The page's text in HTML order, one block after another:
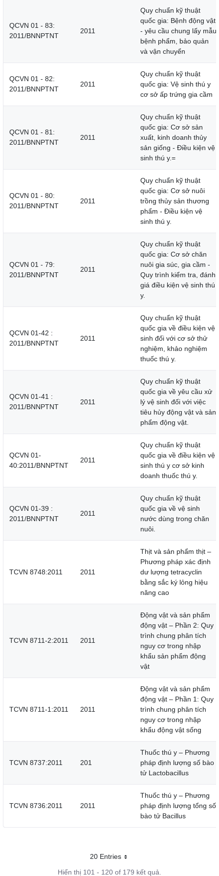
QCVN 01 - 83:
2011/BNNPTNT
2011
Quy chuẩn kỹ thuật
quốc gia: Bệnh động vật
- yêu cầu chung lấy mẫu
bệnh phẩm, bảo quản
và vận chuyển
QCVN 01 - 82:
2011/BNNPTNT
2011
Quy chuẩn kỹ thuật
quốc gia: Vệ sinh thú y
cơ sở ấp trứng gia cầm
QCVN 01 - 81:
2011/BNNPTNT
2011
Quy chuẩn kỹ thuật
quốc gia: Cơ sở sản
xuất, kinh doanh thủy
sản giống - Điều kiện vệ
sinh thú y.=
QCVN 01 - 80:
2011/BNNPTNT
2011
Quy chuẩn kỹ thuật
quốc gia: Cơ sở nuôi
trồng thủy sản thương
phẩm - Điều kiện vệ
sinh thú y.
QCVN 01 - 79:
2011/BNNPTNT
2011
Quy chuẩn kỹ thuật
quốc gia: Cơ sở chăn
nuôi gia súc, gia cầm -
Quy trình kiểm tra, đánh
giá điều kiện vệ sinh thú
y.
QCVN 01-42 :
2011/BNNPTNT
2011
Quy chuẩn kỹ thuật
quốc gia về điều kiện vệ
sinh đối với cơ sở thử
nghiệm, khảo nghiệm
thuốc thú y.
QCVN 01-41 :
2011/BNNPTNT
2011
Quy chuẩn kỹ thuật
quốc gia về yêu cầu xử
lý vệ sinh đối với việc
tiêu hủy động vật và sản
phẩm động vật.
QCVN 01-
40:2011/BNNPTNT
2011
Quy chuẩn kỹ thuật
quốc gia về điều kiện vệ
sinh thú y cơ sở kinh
doanh thuốc thú y.
QCVN 01-39 :
2011/BNNPTNT
2011
Quy chuẩn kỹ thuật
quốc gia về vệ sinh
nước dùng trong chăn
nuôi.
TCVN 8748:2011 2011
Thịt và sản phẩm thịt –
Phương pháp xác định
dư lượng tetracyclin
bằng sắc ký lỏng hiệu
năng cao
TCVN 8711-2:2011 2011
Động vật và sản phẩm
động vật – Phần 2: Quy
trình chung phân tích
nguy cơ trong nhập
khẩu sản phẩm động
vật
TCVN 8711-1:2011 2011
Động vật và sản phẩm
động vật – Phần 1: Quy
trình chung phân tích
nguy cơ trong nhập
khẩu động vật sống
TCVN 8737:2011 201
Thuốc thú y – Phương
pháp định lượng số bào
tử Lactobacillus
TCVN 8736:2011 2011
Thuốc thú y – Phương
pháp định lượng tổng số
bào tử Bacillus
20 EntriesMỗi trang
Hiển thị 101 - 120 of 179 kết quả.